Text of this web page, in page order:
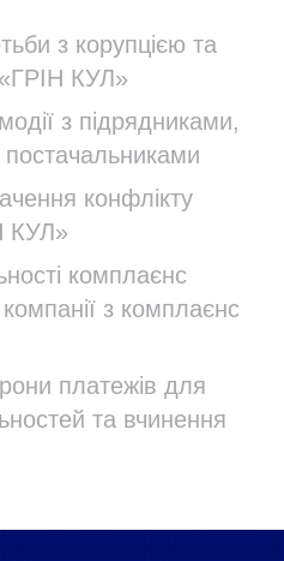
з корупцією та
КУЛ»
з підрядниками,
конфлікту
КУЛ»
комплаєнс
з комплаєнс
платежів для
та вчинення